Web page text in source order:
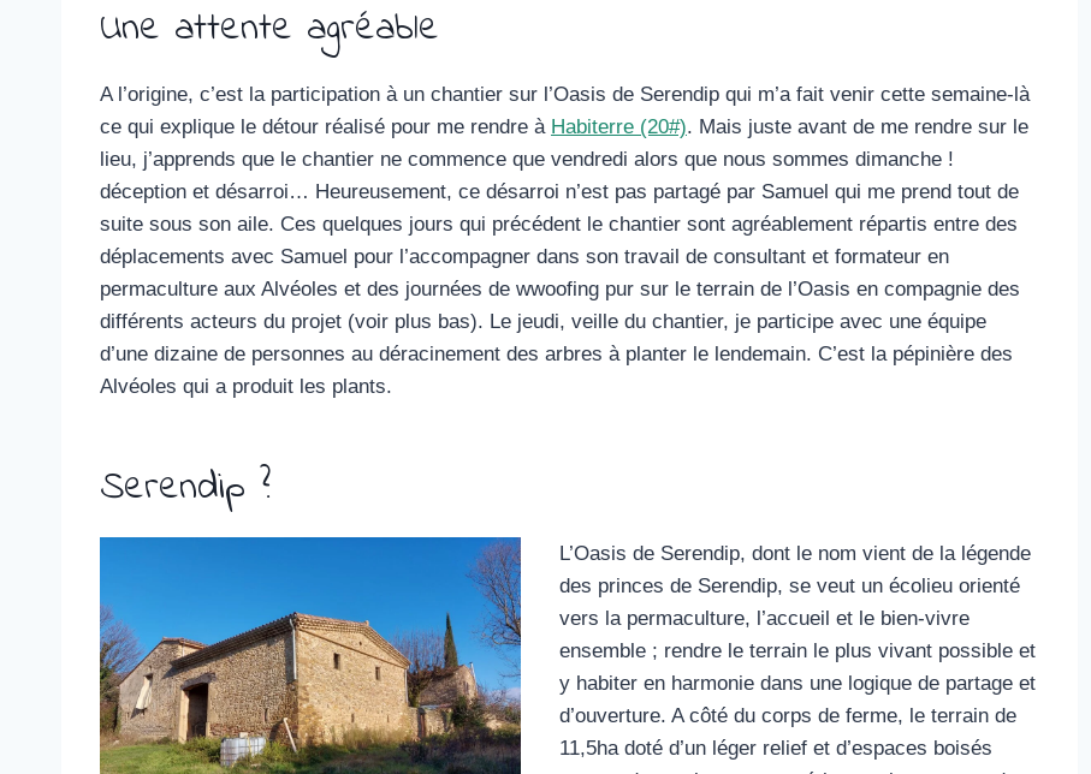
Une attente agréable
A l’origine, c’est la participation à un chantier sur l’Oasis de Serendip qui m’a fait venir cette semaine-là
ce qui explique le détour réalisé pour me rendre à Habiterre (20#). Mais juste avant de me rendre sur le
lieu, j’apprends que le chantier ne commence que vendredi alors que nous sommes dimanche !
déception et désarroi… Heureusement, ce désarroi n’est pas partagé par Samuel qui me prend tout de
suite sous son aile. Ces quelques jours qui précédent le chantier sont agréablement répartis entre des
déplacements avec Samuel pour l’accompagner dans son travail de consultant et formateur en
permaculture aux Alvéoles et des journées de wwoofing pur sur le terrain de l’Oasis en compagnie des
différents acteurs du projet (voir plus bas). Le jeudi, veille du chantier, je participe avec une équipe
d’une dizaine de personnes au déracinement des arbres à planter le lendemain. C’est la pépinière des
Alvéoles qui a produit les plants.
Serendip ?
L’Oasis de Serendip, dont le nom vient de la légende
des princes de Serendip, se veut un écolieu orienté
vers la permaculture, l’accueil et le bien-vivre
ensemble ; rendre le terrain le plus vivant possible et
y habiter en harmonie dans une logique de partage et
d’ouverture. A côté du corps de ferme, le terrain de
11,5ha doté d’un léger relief et d’espaces boisés